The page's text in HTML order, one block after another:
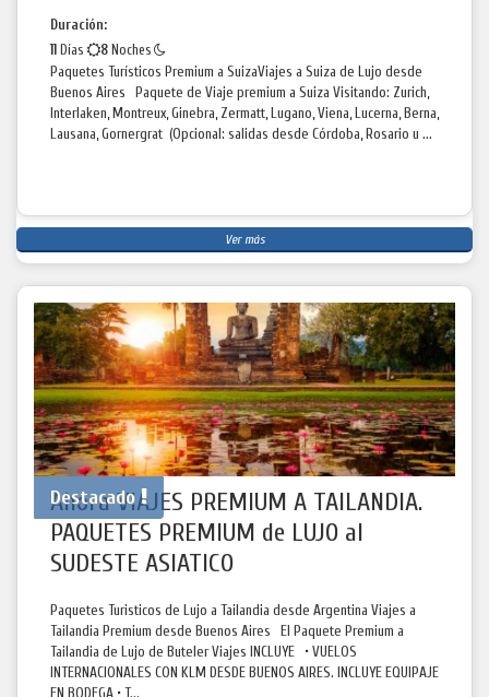
Duración:
11 Días 8 Noches
Paquetes Turísticos Premium a SuizaViajes a Suiza de Lujo desde
Buenos Aires Paquete de Viaje premium a Suiza Visitando: Zurich,
Interlaken, Montreux, Ginebra, Zermatt, Lugano, Viena, Lucerna, Berna,
Lausana, Gornergrat (Opcional: salidas desde Córdoba, Rosario u ...
Ver más
Destacado
Ahora VIAJES PREMIUM A TAILANDIA.
PAQUETES PREMIUM de LUJO al
SUDESTE ASIATICO
Paquetes Turisticos de Lujo a Tailandia desde Argentina Viajes a
Tailandia Premium desde Buenos Aires El Paquete Premium a
Tailandia de Lujo de Buteler Viajes INCLUYE • VUELOS
INTERNACIONALES CON KLM DESDE BUENOS AIRES. INCLUYE EQUIPAJE
EN BODEGA • T...